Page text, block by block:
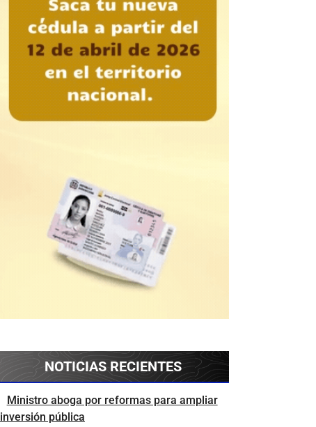
NOTICIAS RECIENTES
Ministro aboga por reformas para ampliar
inversión pública